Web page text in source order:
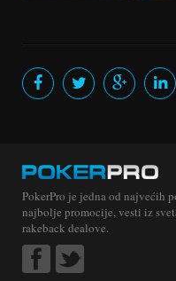
PokerPro je jedna od najvećih
najbolje promocije, vesti iz
rakeback dealove.